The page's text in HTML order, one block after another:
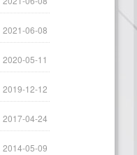
2021-06-08
2020-05-11
2019-12-12
2017-04-24
2014-05-09